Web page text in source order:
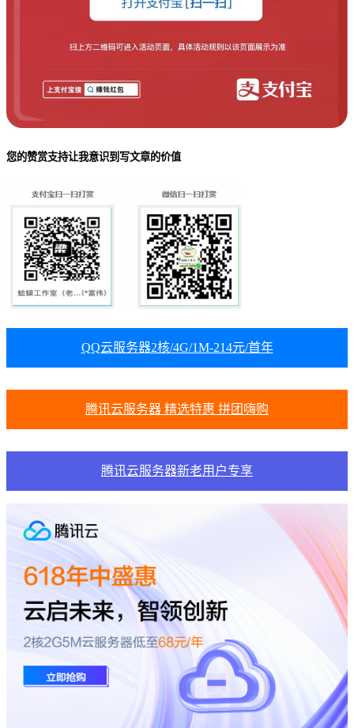
您的赞赏支持让我意识到写文章的价值
QQ云服务器2核/4G/1M-214元/首年
腾讯云服务器 精选特惠 拼团嗨购
腾讯云服务器新老用户专享